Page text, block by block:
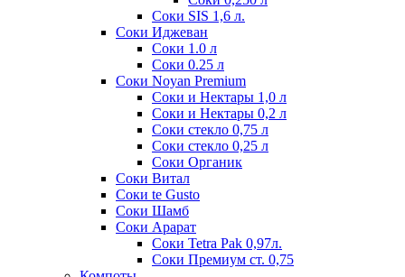
Соки SIS 1,6 л.
Соки Иджеван
Соки 1.0 л
Соки 0.25 л
Соки Noyan Premium
Соки и Нектары 1,0 л
Соки и Нектары 0,2 л
Соки стекло 0,75 л
Соки стекло 0,25 л
Соки Органик
Соки Витал
Соки te Gusto
Соки Шамб
Соки Арарат
Соки Tetra Pak 0,97л.
Соки Премиум ст. 0,75